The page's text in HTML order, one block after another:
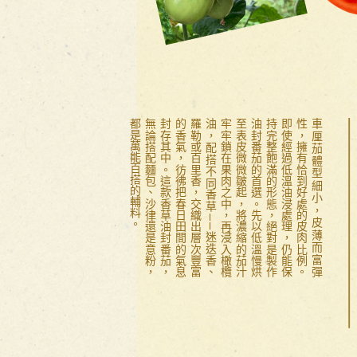
車
厘
茄
體
型
細
小
，
皮
薄
而
富
彈
性
，
擁
有
恰
到
好
處
的
皮
肉
比
例
。
即
使
經
過
低
溫
油
浸
處
理
，
仍
能
保
持
完
整
飽
滿
的
形
態
，
絕
對
是
製
作
油
封
番
茄
的
首
選
。
先
以
低
溫
慢
烘
至
表
皮
微
微
皺
起
，
將
濃
縮
的
茄
汁
牢
牢
鎖
在
果
肉
之
中
，
再
浸
入
橄
欖
油
，
配
搭
不
同
香
草
—
—
迷
迭
香
、
羅
勒
或
百
里
香
，
交
織
出
層
次
豐
富
的
香
氣
，
彷
彿
把
春
日
田
間
的
氣
息
封
存
其
中
。
這
款
香
草
油
封
番
茄
，
無
論
搭
配
麵
包
、
沙
律
還
是
意
粉
，
都
是
萬
能
百
搭
的
輔
料
。